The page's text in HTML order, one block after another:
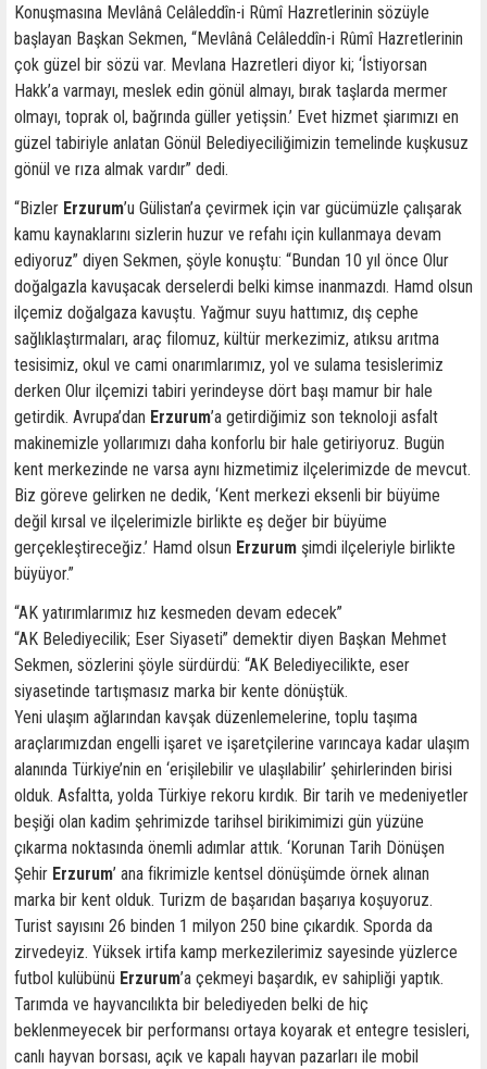
Konuşmasına Mevlânâ Celâleddîn-i Rûmî Hazretlerinin sözüyle
başlayan Başkan Sekmen, “Mevlânâ Celâleddîn-i Rûmî Hazretlerinin
çok güzel bir sözü var. Mevlana Hazretleri diyor ki; ‘İstiyorsan
Hakk’a varmayı, meslek edin gönül almayı, bırak taşlarda mermer
olmayı, toprak ol, bağrında güller yetişsin.’ Evet hizmet şiarımızı en
güzel tabiriyle anlatan Gönül Belediyeciliğimizin temelinde kuşkusuz
gönül ve rıza almak vardır” dedi.
“Bizler Erzurum’u Gülistan’a çevirmek için var gücümüzle çalışarak
kamu kaynaklarını sizlerin huzur ve refahı için kullanmaya devam
ediyoruz” diyen Sekmen, şöyle konuştu: “Bundan 10 yıl önce Olur
doğalgazla kavuşacak derselerdi belki kimse inanmazdı. Hamd olsun
ilçemiz doğalgaza kavuştu. Yağmur suyu hattımız, dış cephe
sağlıklaştırmaları, araç filomuz, kültür merkezimiz, atıksu arıtma
tesisimiz, okul ve cami onarımlarımız, yol ve sulama tesislerimiz
derken Olur ilçemizi tabiri yerindeyse dört başı mamur bir hale
getirdik. Avrupa’dan Erzurum’a getirdiğimiz son teknoloji asfalt
makinemizle yollarımızı daha konforlu bir hale getiriyoruz. Bugün
kent merkezinde ne varsa aynı hizmetimiz ilçelerimizde de mevcut.
Biz göreve gelirken ne dedik, ‘Kent merkezi eksenli bir büyüme
değil kırsal ve ilçelerimizle birlikte eş değer bir büyüme
gerçekleştireceğiz.’ Hamd olsun Erzurum şimdi ilçeleriyle birlikte
büyüyor.”
“AK yatırımlarımız hız kesmeden devam edecek”
“AK Belediyecilik; Eser Siyaseti” demektir diyen Başkan Mehmet
Sekmen, sözlerini şöyle sürdürdü: “AK Belediyecilikte, eser
siyasetinde tartışmasız marka bir kente dönüştük.
Yeni ulaşım ağlarından kavşak düzenlemelerine, toplu taşıma
araçlarımızdan engelli işaret ve işaretçilerine varıncaya kadar ulaşım
alanında Türkiye’nin en ‘erişilebilir ve ulaşılabilir’ şehirlerinden birisi
olduk. Asfaltta, yolda Türkiye rekoru kırdık. Bir tarih ve medeniyetler
beşiği olan kadim şehrimizde tarihsel birikimimizi gün yüzüne
çıkarma noktasında önemli adımlar attık. ‘Korunan Tarih Dönüşen
Şehir Erzurum’ ana fikrimizle kentsel dönüşümde örnek alınan
marka bir kent olduk. Turizm de başarıdan başarıya koşuyoruz.
Turist sayısını 26 binden 1 milyon 250 bine çıkardık. Sporda da
zirvedeyiz. Yüksek irtifa kamp merkezilerimiz sayesinde yüzlerce
futbol kulübünü Erzurum’a çekmeyi başardık, ev sahipliği yaptık.
Tarımda ve hayvancılıkta bir belediyeden belki de hiç
beklenmeyecek bir performansı ortaya koyarak et entegre tesisleri,
canlı hayvan borsası, açık ve kapalı hayvan pazarları ile mobil